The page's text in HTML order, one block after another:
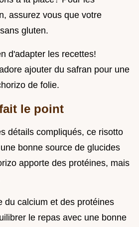
assurez vous que votre
gluten.
d'adapter les recettes!
ajouter du safran pour une
de folie.
le point
détails compliqués, ce risotto
bonne source de glucides
apporte des protéines, mais
du calcium et des protéines
le repas avec une bonne